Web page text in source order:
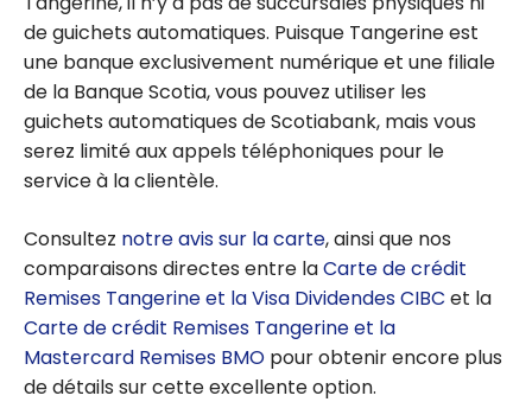
de guichets automatiques. Puisque Tangerine est
une banque exclusivement numérique et une filiale
de la Banque Scotia, vous pouvez utiliser les
guichets automatiques de Scotiabank, mais vous
serez limité aux appels téléphoniques pour le
service à la clientèle.
Consultez notre avis sur la carte, ainsi que nos
comparaisons directes entre laCarte de crédit
Remises Tangerine et la Visa Dividendes CIBC et la
Carte de crédit Remises Tangerine et la
Mastercard Remises BMO pour obtenir encore plus
de détails sur cette excellente option.